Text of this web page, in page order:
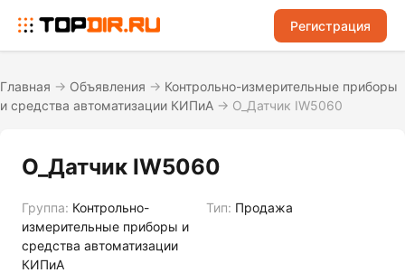
Регистрация
Главная → Объявления → Контрольно-измерительные приборы
и средства автоматизации КИПиА → O_Датчик IW5060
O_Датчик IW5060
Группа: Контрольно-
измерительные приборы и
средства автоматизации
КИПиА
Тип: Продажа